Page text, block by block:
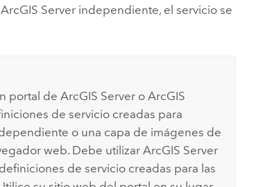
ArcGIS Server independiente, el servicio se
portal de ArcGIS Servero ArcGIS
de servicio creadas para
o una capa de imágenes de
web. Debe utilizar ArcGIS Server
de servicio creadas para las